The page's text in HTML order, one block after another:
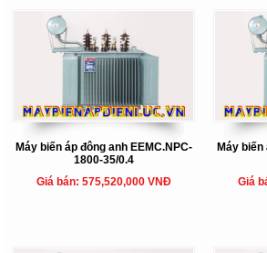
Máy biến áp đông anh EEMC.NPC-
1800-35/0.4
Giá bán: 575,520,000 VNĐ
Máy biến
Giá